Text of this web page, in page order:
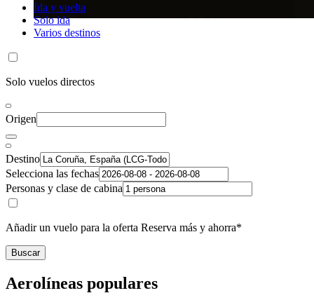
Ida y vuelta
Solo ida
Varios destinos
Solo vuelos directos
Origen
Destino
Selecciona las fechas
Personas y clase de cabina
Añadir un vuelo para la oferta Reserva más y ahorra*
Buscar
Aerolíneas populares